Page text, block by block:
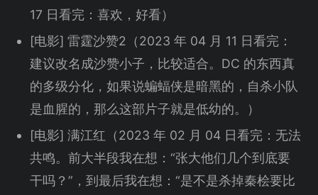
17 日看完：喜欢，好看）
[电影] 雷霆沙赞2（2023 年 04 月 11 日看完：
建议改名成沙赞小子，比较适合。DC 的东西真
的多级分化，如果说蝙蝠侠是暗黑的，自杀小队
是血腥的，那么这部片子就是低幼的。）
[电影] 满江红（2023 年 02 月 04 日看完：无法
共鸣。前大半段我在想：“张大他们几个到底要
干吗？”，到最后我在想：“是不是杀掉秦桧要比